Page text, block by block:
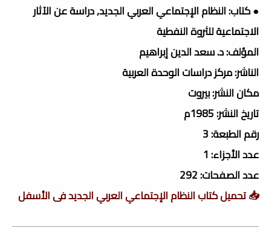
● كتاب: النظام الإجتماعي العربي الجديد, دراسة عن الآثار
الاجتماعية للثروة النفطية
المؤلف: د. سعد الدين إبراهيم
الناشر: مركز دراسات الوحدة العربية
مكان النشر: بيروت
تاريخ النشر: 1985م
رقم الطبعة: 3
عدد الأجزاء: 1
عدد الصفحات: 292
📥 تحميل كتاب النظام الإجتماعي العربي الجديد فى الأسفل